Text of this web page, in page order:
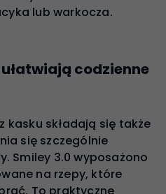
lub warkocza.
codzienne
kasku składają się także
się szczególnie
Smiley 3.0 wyposażono
na rzepy, które
To praktyczne